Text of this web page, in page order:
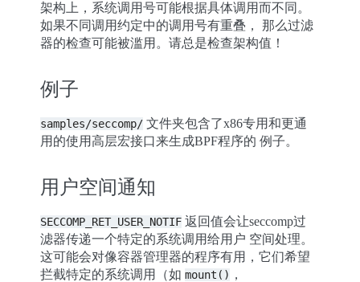
架构上，系统调用号可能根据具体调用而不同。
如果不同调用约定中的调用号有重叠， 那么过滤
器的检查可能被滥用。请总是检查架构值！
例子
samples/seccomp/ 文件夹包含了x86专用和更通
用的使用高层宏接口来生成BPF程序的 例子。
用户空间通知
SECCOMP_RET_USER_NOTIF 返回值会让seccomp过
滤器传递一个特定的系统调用给用户 空间处理。
这可能会对像容器管理器的程序有用，它们希望
拦截特定的系统调用（如 mount() ，